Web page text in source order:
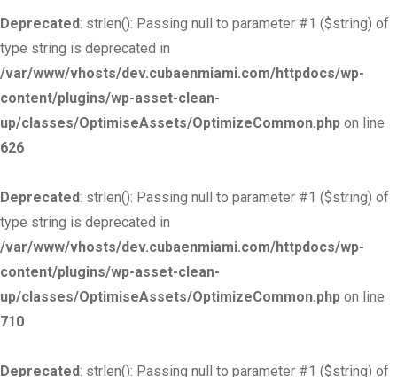
Deprecated: strlen(): Passing null to parameter #1 ($string) of
type string is deprecated in
/var/www/vhosts/dev.cubaenmiami.com/httpdocs/wp-
content/plugins/wp-asset-clean-
up/classes/OptimiseAssets/OptimizeCommon.php on line
626
Deprecated: strlen(): Passing null to parameter #1 ($string) of
type string is deprecated in
/var/www/vhosts/dev.cubaenmiami.com/httpdocs/wp-
content/plugins/wp-asset-clean-
up/classes/OptimiseAssets/OptimizeCommon.php on line
710
Deprecated: strlen(): Passing null to parameter #1 ($string) of